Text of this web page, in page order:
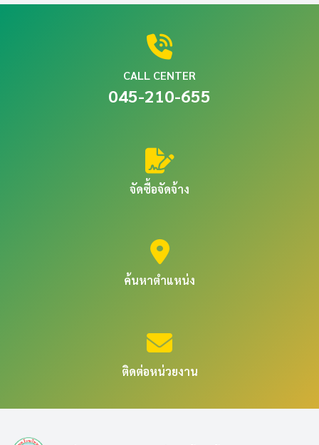
CALL CENTER
045-210-655
จัดซื้อจัดจ้าง
ค้นหาตำแหน่ง
ติดต่อหน่วยงาน